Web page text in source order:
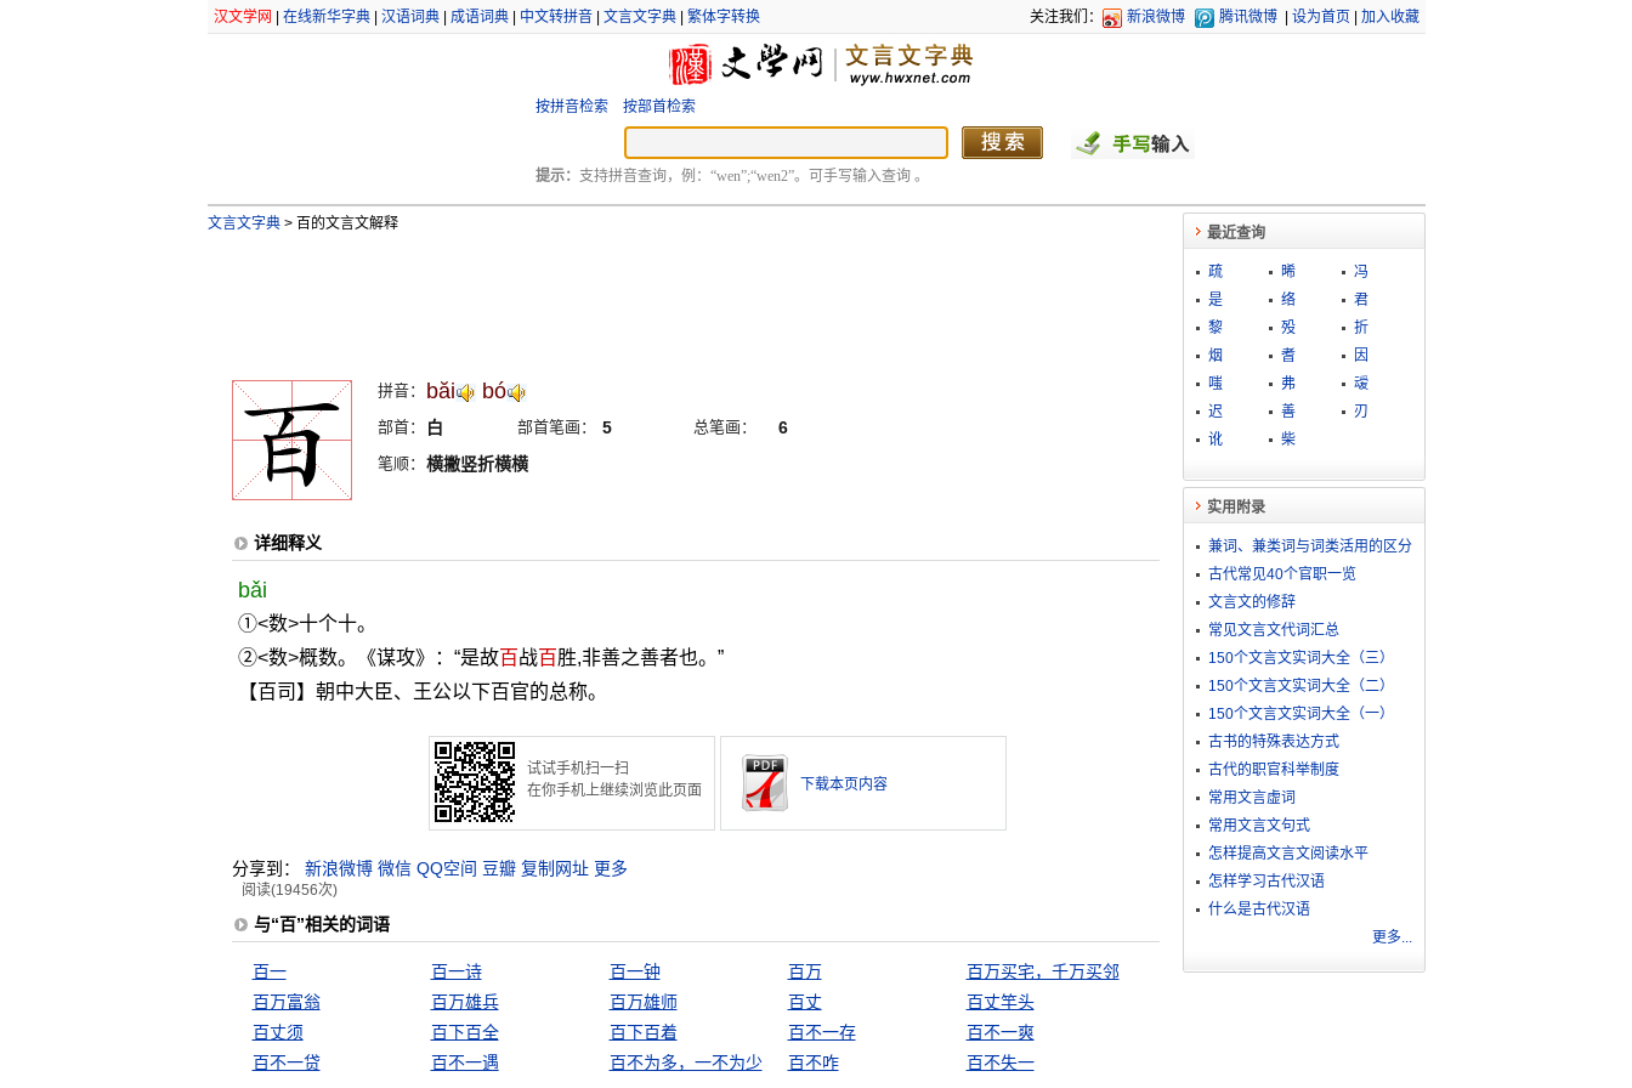
汉文学网 在线新华字典| 汉语词典| 成语词典| 中文转拼音| 文言文字典| 繁体字转换 关注我们： 新浪微博 腾讯微博 设为首页 加入收藏
按拼音检索 按部首检索
提示： 支持拼音查询，例：“wen”;“wen2”。可手写输入查询 。
文言文字典 >百的文言文解释
拼音： băi bó
部首： 白 部首笔画： 5 总笔画： 6
笔顺： 横撇竖折横横
详细释义
bǎi
①<数>十个十。
②<数>概数。《谋攻》：“是故百战百胜,非善之善者也。”
【百司】朝中大臣、王公以下百官的总称。
试试手机扫一扫
在你手机上继续浏览此页面
下载本页内容
分享到： 新浪微博 微信 QQ空间 豆瓣 复制网址 更多
阅读(19456次)
与“百”相关的词语
百一 百一诗 百一钟 百万
百万买宅，千万买邻
百万富翁
百万雄兵 百万雄师 百丈
百丈竿头
百丈须
百下百全 百下百着 百不一存
百不一爽
百不一贷
百不一遇 百不为多，一不为少 百不咋 百不失一
最近查询
疏 晞
冯
是
络
君
黎
殁
折
烟
耆
因
嗤
弗
叆
迟
善
刃
讹
柴
实用附录
兼词、兼类词与词类活用的区分
古代常见40个官职一览
文言文的修辞
常见文言文代词汇总
150个文言文实词大全（三）
150个文言文实词大全（二）
150个文言文实词大全（一）
古书的特殊表达方式
古代的职官科举制度
常用文言虚词
常用文言文句式
怎样提高文言文阅读水平
怎样学习古代汉语
什么是古代汉语
更多...